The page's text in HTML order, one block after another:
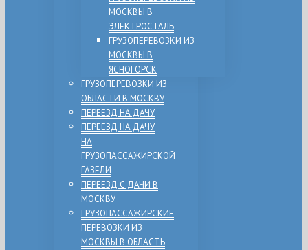
МОСКВЫ В
ЭЛЕКТРОСТАЛЬ
ГРУЗОПЕРЕВОЗКИ ИЗ
МОСКВЫ В
ЯСНОГОРСК
ГРУЗОПЕРЕВОЗКИ ИЗ
ОБЛАСТИ В МОСКВУ
ПЕРЕЕЗД НА ДАЧУ
ПЕРЕЕЗД НА ДАЧУ
НА
ГРУЗОПАССАЖИРСКОЙ
ГАЗЕЛИ
ПЕРЕЕЗД С ДАЧИ В
МОСКВУ
ГРУЗОПАССАЖИРСКИЕ
ПЕРЕВОЗКИ ИЗ
МОСКВЫ В ОБЛАСТЬ